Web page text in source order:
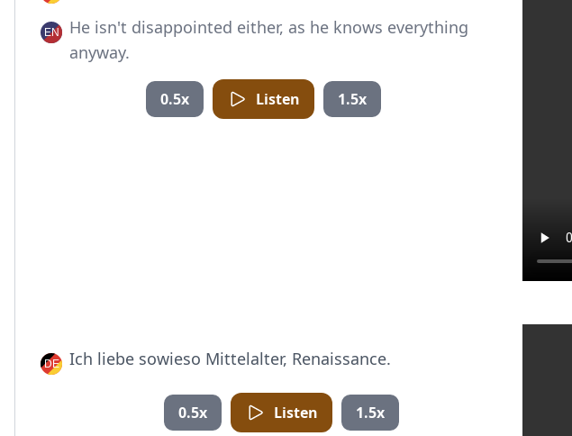
He isn't disappointed either, as he knows everything
anyway.
0.5x Listen 1.5x
Ich liebe sowieso Mittelalter, Renaissance.
0.5x Listen 1.5x